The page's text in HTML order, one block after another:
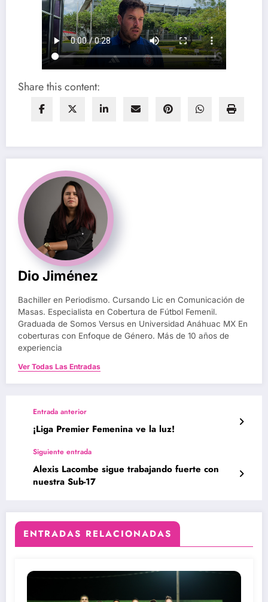
Share this content:
Dio Jiménez
Bachiller en Periodismo. Cursando Lic en Comunicación de
Masas. Especialista en Cobertura de Fútbol Femenil.
Graduada de Somos Versus en Universidad Anáhuac MX En
coberturas con Enfoque de Género. Más de 10 años de
experiencia
Ver Todas Las Entradas
Entrada anterior
¡Liga Premier Femenina ve la luz!
Siguiente entrada
Alexis Lacombe sigue trabajando fuerte con
nuestra Sub-17
ENTRADAS RELACIONADAS